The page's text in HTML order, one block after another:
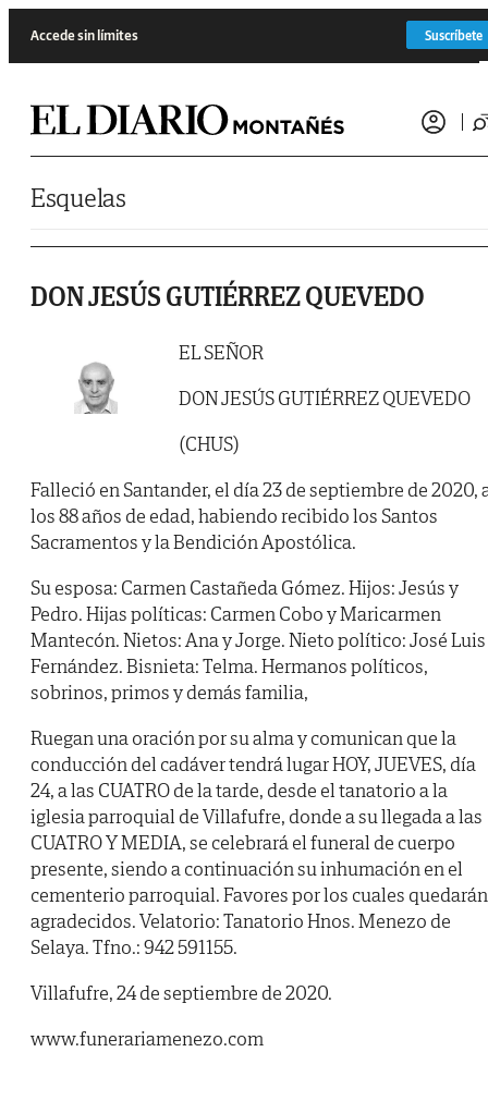
Accede sin límites Suscríbete
Esquelas
DON JESÚS GUTIÉRREZ QUEVEDO
EL SEÑOR
DON JESÚS GUTIÉRREZ QUEVEDO
(CHUS)
Falleció en Santander, el día 23 de septiembre de 2020,
los 88 años de edad, habiendo recibido los Santos
Sacramentos y la Bendición Apostólica.
Su esposa: Carmen Castañeda Gómez. Hijos: Jesús y
Pedro. Hijas políticas: Carmen Cobo y Maricarmen
Mantecón. Nietos: Ana y Jorge. Nieto político: José Luis
Fernández. Bisnieta: Telma. Hermanos políticos,
sobrinos, primos y demás familia,
Ruegan una oración por su alma y comunican que la
conducción del cadáver tendrá lugar HOY, JUEVES, día
24, a las CUATRO de la tarde, desde el tanatorio a la
iglesia parroquial de Villafufre, donde a su llegada a las
CUATRO Y MEDIA, se celebrará el funeral de cuerpo
presente, siendo a continuación su inhumación en el
cementerio parroquial. Favores por los cuales quedarán
agradecidos. Velatorio: Tanatorio Hnos. Menezo de
Selaya. Tfno.: 942 591155.
Villafufre, 24 de septiembre de 2020.
www.funerariamenezo.com